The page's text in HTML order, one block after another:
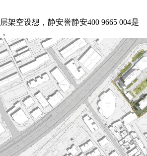
空设想，静安誉静安400 9665 004是